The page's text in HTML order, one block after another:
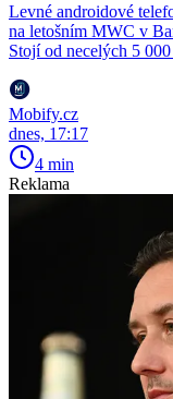
Levné androidové
na letošním MWC v
Stojí od necelých 5
Mobify.cz
dnes, 17:17
4 min
Reklama